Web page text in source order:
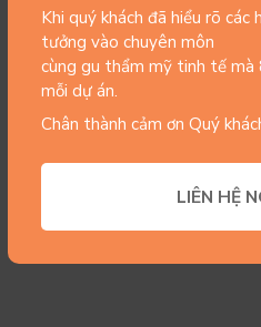
Khi quý khách đã hiểu rõ
tưởng vào chuyên môn
cùng gu thẩm mỹ tinh tế mà
mỗi dự án.
Chân thành cảm ơn Quý
LIÊN HỆ